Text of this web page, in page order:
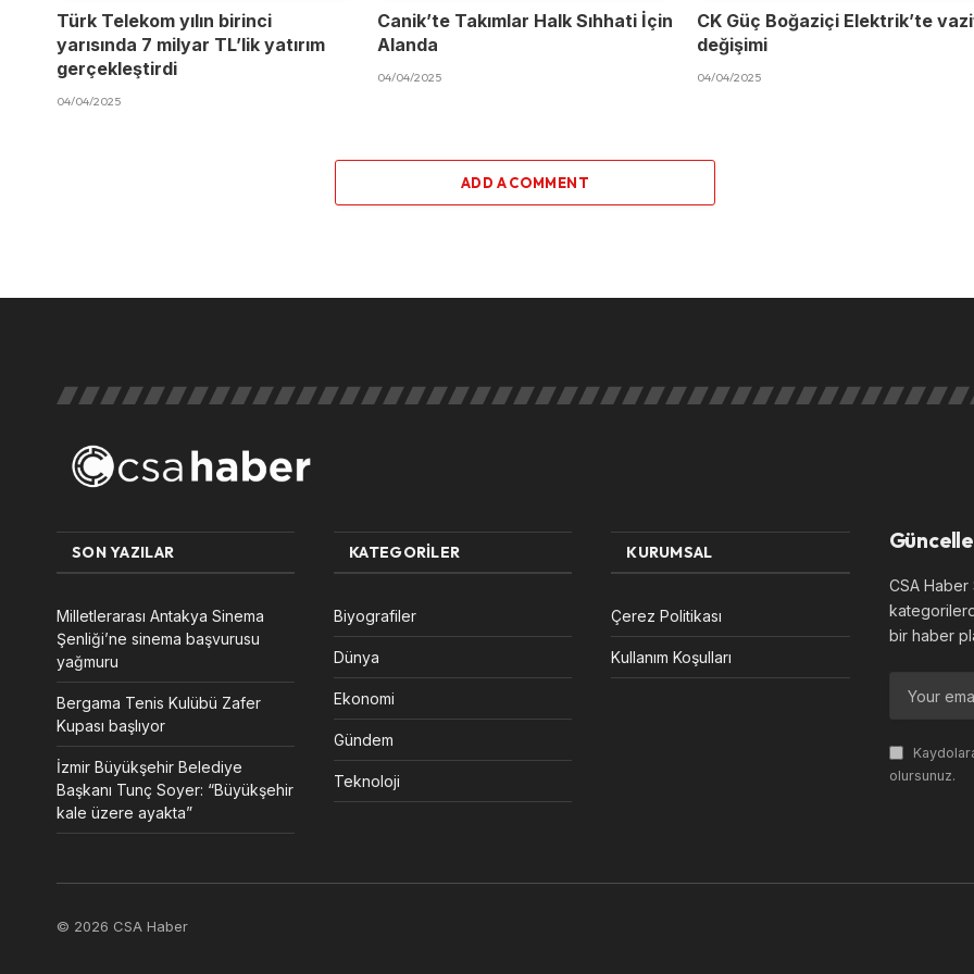
Türk Telekom yılın birinci
yarısında 7 milyar TL’lik yatırım
gerçekleştirdi
04/04/2025
Canik’te Takımlar Halk Sıhhati İçin
Alanda
04/04/2025
CK Güç Boğaziçi Elektrik’te
değişimi
04/04/2025
ADD A COMMENT
SON YAZILAR
Milletlerarası Antakya Sinema
Şenliği’ne sinema başvurusu
yağmuru
Bergama Tenis Kulübü Zafer
Kupası başlıyor
İzmir Büyükşehir Belediye
Başkanı Tunç Soyer: “Büyükşehir
kale üzere ayakta”
KATEGORILER
Biyografiler
Dünya
Ekonomi
Gündem
Teknoloji
KURUMSAL
Çerez Politikası
Kullanım Koşulları
CSA
bir haber
olursunuz.
© 2026 CSA Haber